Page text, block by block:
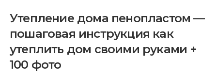
Утепление дома пенопластом —
пошаговая инструкция как
утеплить дом своими руками +
100 фото